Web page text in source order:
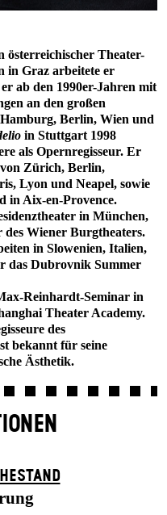
österreichischer Theater-
in Graz arbeitete er
ab den 1990er-Jahren mit
an den großen
Berlin, Wien und
in Stuttgart 1998
als Opernregisseur. Er
Zürich, Berlin,
Lyon und Neapel, sowie
in Aix-en-Provence.
in München,
Wiener Burgtheaters.
in Slowenien, Italien,
das Dubrovnik Summer
Reinhardt-Seminar in
Theater Academy.
des
bekannt für seine
Ästhetik.